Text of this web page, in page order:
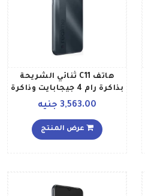
هاتف C11 ثنائي الشريحة
بذاكرة رام 4 جيجابايت وذاكرة
داخلية 64 جيجابايت ويدعم
إصدار عالمي
3,563.00 جنيه
عرض المنتج